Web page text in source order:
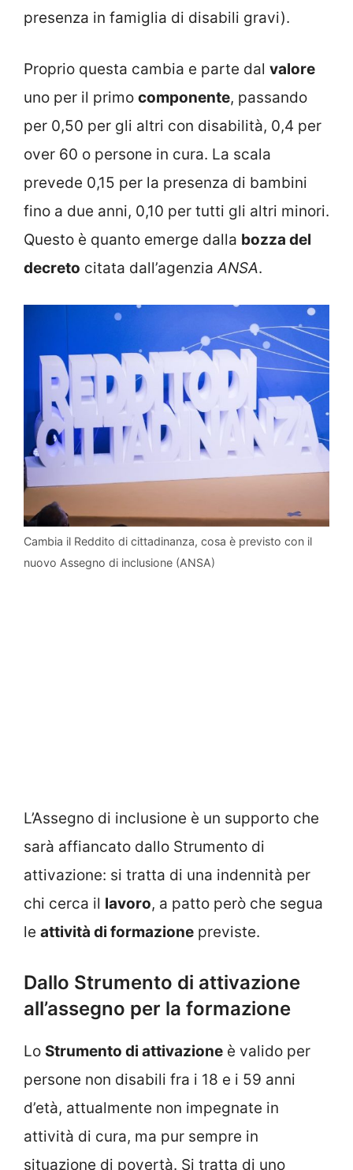
presenza in famiglia di disabili gravi).
Proprio questa cambia e parte dal valore
uno per il primo componente, passando
per 0,50 per gli altri con disabilità, 0,4 per
over 60 o persone in cura. La scala
prevede 0,15 per la presenza di bambini
fino a due anni, 0,10 per tutti gli altri minori.
Questo è quanto emerge dalla bozza del
decreto citata dall’agenzia ANSA.
Cambia il Reddito di cittadinanza, cosa è previsto con il
nuovo Assegno di inclusione (ANSA)
L’Assegno di inclusione è un supporto che
sarà affiancato dallo Strumento di
attivazione: si tratta di una indennità per
chi cerca il lavoro, a patto però che segua
le attività di formazione previste.
Dallo Strumento di attivazione
all’assegno per la formazione
Lo Strumento di attivazione è valido per
persone non disabili fra i 18 e i 59 anni
d’età, attualmente non impegnate in
attività di cura, ma pur sempre in
situazione di povertà. Si tratta di uno